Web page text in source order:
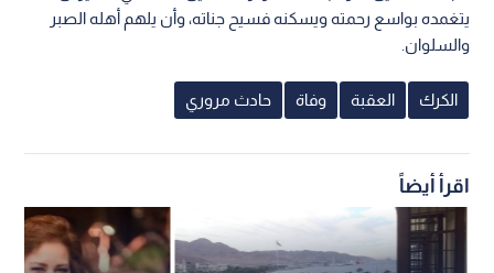
يتغمده بواسع رحمته ويسكنه فسيح جناته، وأن يلهم أهله الصبر
والسلوان.
الكرك العقبة وفاة حادث مروري
اقرأ أيضاً